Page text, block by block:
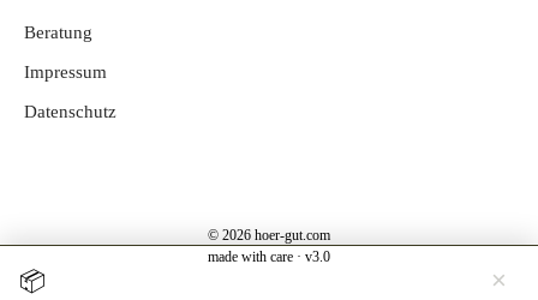
Beratung
Impressum
Datenschutz
© 2026 hoer-gut.com
made with care · v3.0
📦 ×